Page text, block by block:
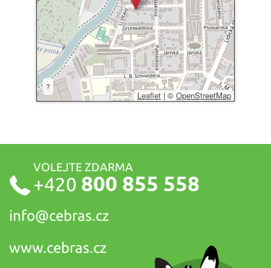
?
Leaflet | © OpenStreetMap
VOLEJTE ZDARMA
+420 800 855 558
info@cebras.cz
www.cebras.cz